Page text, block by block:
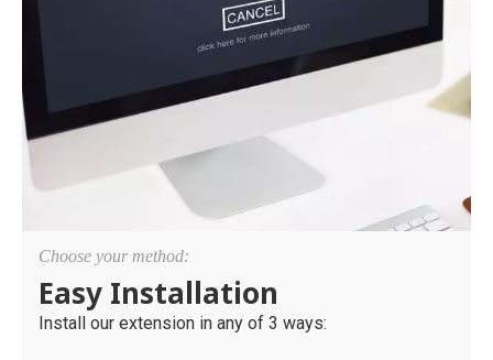
Choose your method:
Easy Installation
Install our extension in any of 3 ways: